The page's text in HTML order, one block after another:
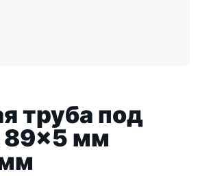
труба под
89×5 мм